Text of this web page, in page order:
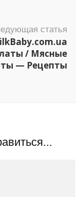
статья
/ Мясные
— Рецепты